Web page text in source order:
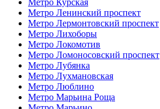
Метро Ленинский проспект
Метро Лермонтовский проспект
Метро Лихоборы
Метро Локомотив
Метро Ломоносовский проспект
Метро Лубянка
Метро Лухмановская
Метро Люблино
Метро Марьина Роща